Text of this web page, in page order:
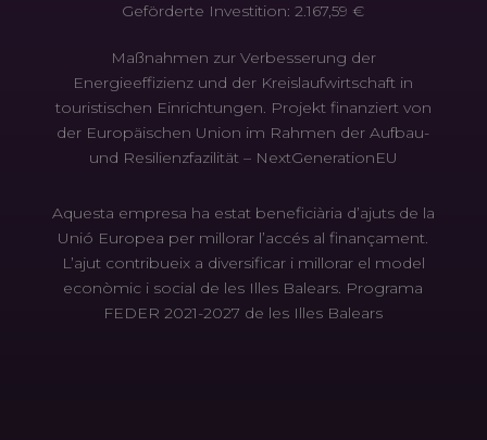
Geförderte Investition: 2.167,59 €
Maßnahmen zur Verbesserung der
Energieeffizienz und der Kreislaufwirtschaft in
touristischen Einrichtungen. Projekt finanziert von
der Europäischen Union im Rahmen der Aufbau-
und Resilienzfazilität – NextGenerationEU
Aquesta empresa ha estat beneficiària d’ajuts de la
Unió Europea per millorar l’accés al finançament.
L’ajut contribueix a diversificar i millorar el model
econòmic i social de les Illes Balears. Programa
FEDER 2021-2027 de les Illes Balears